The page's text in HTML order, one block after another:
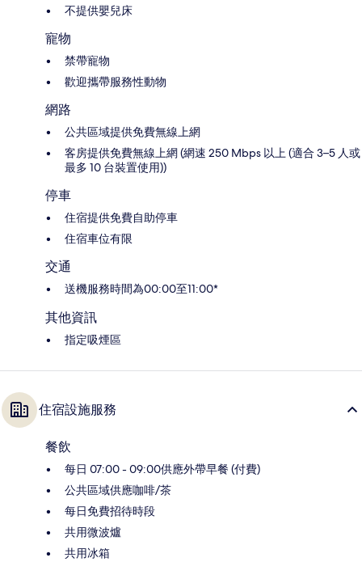
不提供嬰兒床
寵物
禁帶寵物
歡迎攜帶服務性動物
網路
公共區域提供免費無線上網
客房提供免費無線上網 (網速 250 Mbps 以上 (適合 3–5 人或
最多 10 台裝置使用))
停車
住宿提供免費自助停車
住宿車位有限
交通
送機服務時間為00:00至11:00*
其他資訊
指定吸煙區
住宿設施服務
餐飲
每日 07:00 - 09:00供應外帶早餐 (付費)
公共區域供應咖啡/茶
每日免費招待時段
共用微波爐
共用冰箱